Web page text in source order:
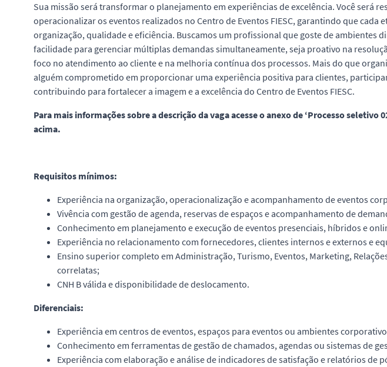
Sua missão será transformar o planejamento em experiências de excelência. Você será
operacionalizar os eventos realizados no Centro de Eventos FIESC, garantindo que cada
organização, qualidade e eficiência. Buscamos um profissional que goste de ambientes
facilidade para gerenciar múltiplas demandas simultaneamente, seja proativo na
foco no atendimento ao cliente e na melhoria contínua dos processos. Mais do que
alguém comprometido em proporcionar uma experiência positiva para clientes,
contribuindo para fortalecer a imagem e a excelência do Centro de Eventos FIESC.
Para mais informações sobre a descrição da vaga acesse o anexo de ‘Processo seletivo
acima.
Requisitos mínimos:
Experiência na organização, operacionalização e acompanhamento de eventos
Vivência com gestão de agenda, reservas de espaços e acompanhamento de
Conhecimento em planejamento e execução de eventos presenciais, híbridos e
Experiência no relacionamento com fornecedores, clientes internos e externos e
Ensino superior completo em Administração, Turismo, Eventos, Marketing,
correlatas;
CNH B válida e disponibilidade de deslocamento.
Diferenciais:
Experiência em centros de eventos, espaços para eventos ou ambientes
Conhecimento em ferramentas de gestão de chamados, agendas ou sistemas de
Experiência com elaboração e análise de indicadores de satisfação e relatórios de